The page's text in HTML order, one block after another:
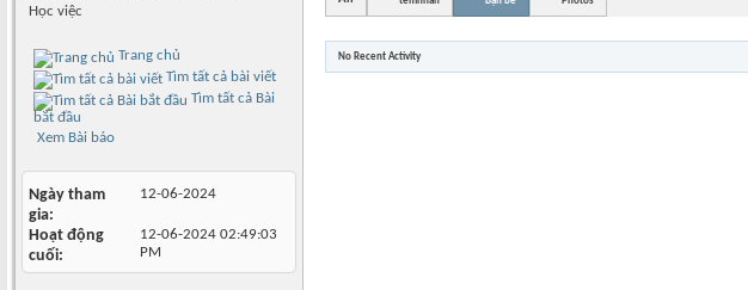
Học việc
Trang chủ
Tìm tất cả bài viết
Tìm tất cả Bài
bắt đầu
Xem Bài báo
Ngày tham
gia
12-06-2024
Hoạt động
cuối
12-06-2024 02:49:03
PM
No Recent Activity